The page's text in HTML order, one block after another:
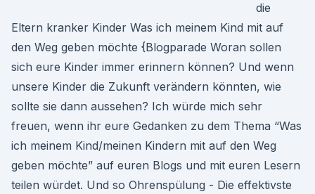
die
Eltern kranker Kinder Was ich meinem Kind mit auf
den Weg geben möchte {Blogparade Woran sollen
sich eure Kinder immer erinnern können? Und wenn
unsere Kinder die Zukunft verändern könnten, wie
sollte sie dann aussehen? Ich würde mich sehr
freuen, wenn ihr eure Gedanken zu dem Thema “Was
ich meinem Kind/meinen Kindern mit auf den Weg
geben möchte” auf euren Blogs und mit euren Lesern
teilen würdet. Und so Ohrenspülung - Die effektivste